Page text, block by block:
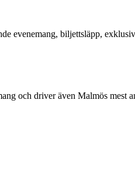
evenemang, biljettsläpp,
och driver även Malmös mest